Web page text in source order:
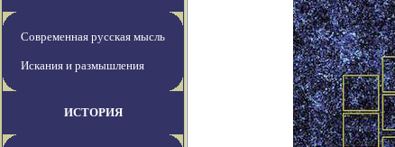
Современная русская мысль
Искания и размышления
ИСТОРИЯ